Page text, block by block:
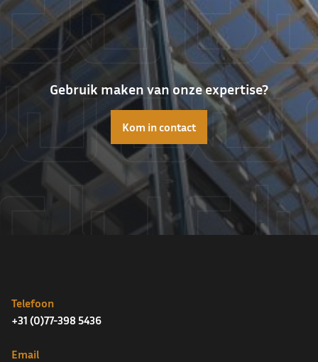
Gebruik maken van onze expertise?
Kom in contact
Telefoon
+31 (0)77-398 5436
Email